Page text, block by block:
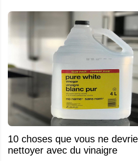
10 choses que vous ne
nettoyer avec du vinaigre